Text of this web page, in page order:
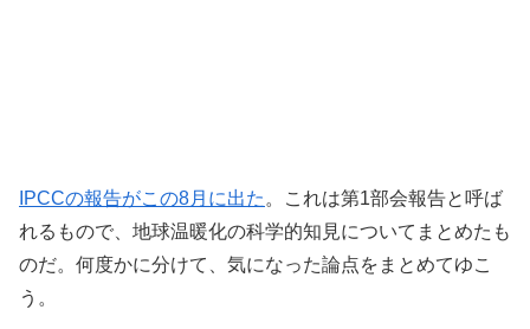
IPCCの報告がこの8月に出た 。これは第1部会報告と呼ば
れるもので、地球温暖化の科学的知見についてまとめたも
のだ。何度かに分けて、気になった論点をまとめてゆこ
う。